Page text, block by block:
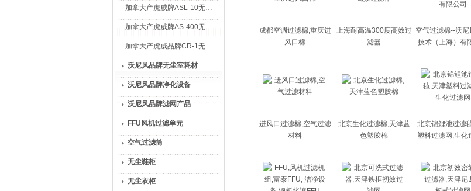
加拿大产虎威牌ASL-10无尘室专用吸尘器
加拿大产虎威牌AS-400无尘室专用吸尘器
加拿大产虎威品牌CR-1无尘室专用吸尘器
沃尼风品牌无尘室耗材
沃尼风品牌净化设备
沃尼风品牌滤网产品
FFU风机过滤单元
空气过滤筒
无尘鞋柜
无尘衣柜
成都空调过滤棉,重庆进
风口棉
上海耐高温300度高效过
滤器
空气过滤棉--沃尼
技术（上海）有
进风口过滤棉,空气过滤
材料
北京生化过滤棉,天津蓝
色塑胶棉
北京锦鲤池过滤
塑料过滤网,生化